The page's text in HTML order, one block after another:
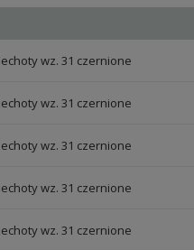
wz. 31 czernione
wz. 31 czernione
wz. 31 czernione
wz. 31 czernione
wz. 31 czernione